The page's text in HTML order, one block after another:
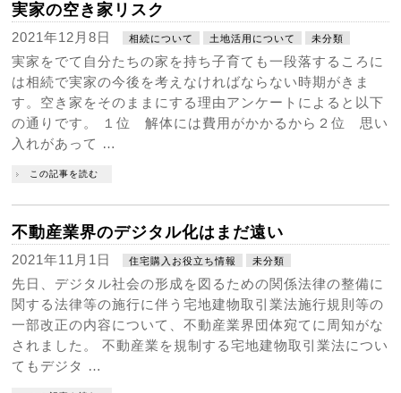
実家の空き家リスク
2021年12月8日 相続について 土地活用について 未分類
実家をでて自分たちの家を持ち子育ても一段落するころに
は相続で実家の今後を考えなければならない時期がきま
す。空き家をそのままにする理由アンケートによると以下
の通りです。 １位 解体には費用がかかるから２位 思い
入れがあって …
この記事を読む
不動産業界のデジタル化はまだ遠い
2021年11月1日 住宅購入お役立ち情報 未分類
先日、デジタル社会の形成を図るための関係法律の整備に
関する法律等の施行に伴う宅地建物取引業法施行規則等の
一部改正の内容について、不動産業界団体宛てに周知がな
されました。 不動産業を規制する宅地建物取引業法につい
てもデジタ …